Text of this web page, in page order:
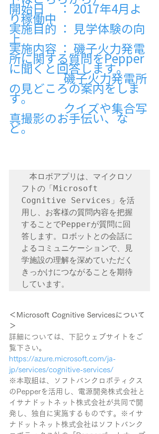
開始日　 ： 2017年4月よ
り稼働中
実施目的 ： 見学体験の向
上
実施内容 ： 磯子火力発電
所に関する質問をPepper
に聞くと回答します。
磯子火力発電所
の見どころの案内をしま
す。
クイズや集合写
真撮影のお手伝い、な
ど。
本ロボアプリは、マイクロソ
フトの「Microsoft
Cognitive Services」を活
用し、お客様の質問内容を把握
することでPepperが質問に回
答します。ロボットとの会話に
よるコミュニケーションで、見
学施設の理解を深めていただく
きっかけにつながることを期待
しています。
＜Microsoft Cognitive Servicesについて
＞
詳細については、下記ウェブサイトをご
覧下さい。
https://azure.microsoft.com/ja-
jp/services/cognitive-services/
※本取組は、ソフトバンクロボティクス
のPepperを活用し、電源開発株式会社と
イサナドットネット株式会社が共同で開
発し、独自に実施するものです。※イサ
ナドットネット株式会社はソフトバンク